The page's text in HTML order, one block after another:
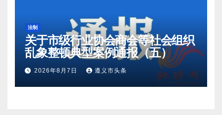
法制
关于市级行业协会商会等社会组织
乱象整顿典型案例通报（五）
2026年8月7日 遵义市头条